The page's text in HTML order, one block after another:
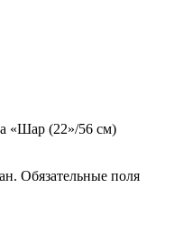
«Шар (22»/56 см)
Обязательные поля